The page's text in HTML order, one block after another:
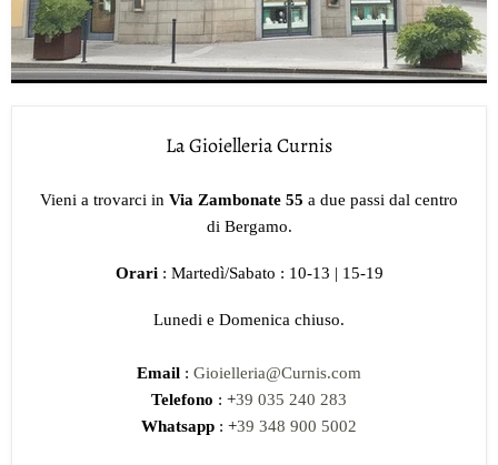
La Gioielleria Curnis
Vieni a trovarci in Via Zambonate 55 a due passi dal centro
di Bergamo.
Orari : Martedì/Sabato : 10-13 | 15-19
Lunedi e Domenica chiuso.
Email : Gioielleria@Curnis.com
Telefono : +39 035 240 283
Whatsapp : +39 348 900 5002